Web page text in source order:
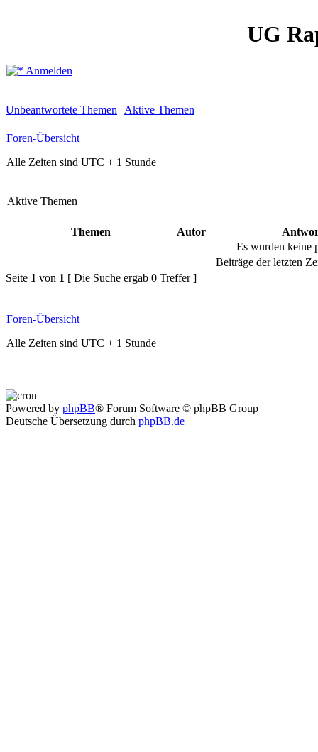
UG
Anmelden
Unbeantwortete Themen | Aktive Themen
Foren-Übersicht
Alle Zeiten sind UTC + 1 Stunde
Aktive Themen
Themen Autor
Es wurden keine
Beiträge der letzten
Seite 1 von 1 [ Die Suche ergab 0 Treffer ]
Foren-Übersicht
Alle Zeiten sind UTC + 1 Stunde
Powered by phpBB® Forum Software © phpBB Group
Deutsche Übersetzung durch phpBB.de